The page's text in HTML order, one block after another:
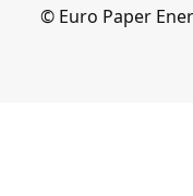
© Euro Paper